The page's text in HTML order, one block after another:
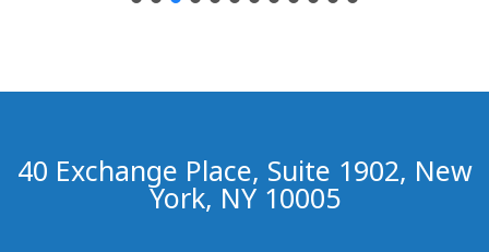
40 Exchange Place, Suite 1902, New
York, NY 10005